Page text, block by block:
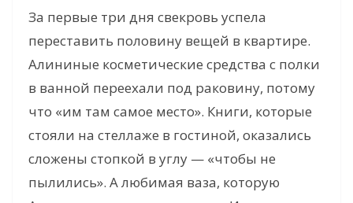
За первые три дня свекровь успела
переставить половину вещей в квартире.
Алининые косметические средства с полки
в ванной переехали под раковину, потому
что «им там самое место». Книги, которые
стояли на стеллаже в гостиной, оказались
сложены стопкой в углу — «чтобы не
пылились». А любимая ваза, которую